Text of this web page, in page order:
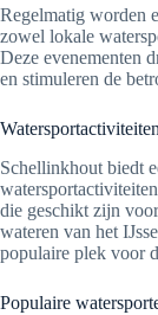
Regelmatig worden
zowel lokale
Deze evenementen
en stimuleren de
Schellinkhout biedt
die geschikt zijn
wateren van het
populaire plek voor
Populaire